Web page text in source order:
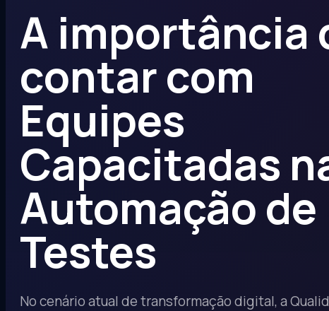
A importância
contar com
Equipes
Capacitadas
Automação de
Testes
No cenário atual de transformação digital, a